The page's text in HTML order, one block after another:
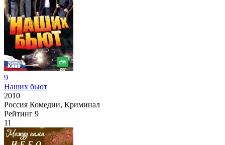
9
Наших бьют
2010
Россия Комедии, Криминал
Рейтинг 9
11